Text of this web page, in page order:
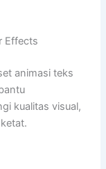
Effects
animasi teks
kualitas visual,